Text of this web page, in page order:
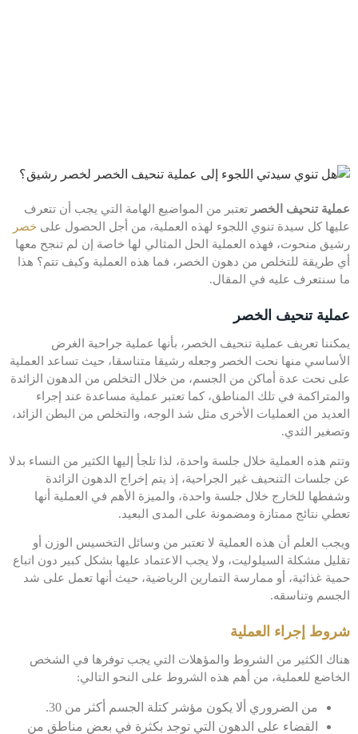
عملية تنحيف الخصر تعتبر من المواضيع الهامة التي يجب أن تتعرف
عليها كل سيدة تنوي اللجوء لهذه العملية، من أجل الحصول على خصر
رشيق منحوت، فهذه العملية الحل المثالي لها خاصة إن لم تنجح معها
أي طريقة للتخلص من دهون الخصر، فما هذه العملية وكيف تتم؟ هذا
ما سنتعرف عليه في المقال.
عملية تنحيف الخصر
يمكننا تعريف عملية تنحيف الخصر، بأنها عملية جراحية الغرض
الأساسي منها نحت الخصر وجعله رشيقا متناسقا، حيث تساعد العملية
على نحت عدة أماكن من الجسم، من خلال التخلص من الدهون الزائدة
والمتراكمة في تلك المناطق، كما تعتبر عملية مساعدة عند إجراء
العديد من العمليات الأخرى مثل شد الوجه، والتخلص من البطن الزائد،
وتصغير الثدي.
وتتم هذه العملية خلال جلسة واحدة، لذا تلجأ إليها الكثير من النساء بدلا
عن جلسات التنحيف غير الجراحية، إذ يتم إخراج الدهون الزائدة
وشفطها للخارج خلال جلسة واحدة، والميزة الأهم في العملية أنها
تعطي نتائج ممتازة ومضمونة على المدى البعيد.
ويجب العلم أن هذه العملية لا تعتبر من وسائل التخسيس الوزن أو
تقليل مشكلة السيلوليت، ولا يجب الاعتماد عليها بشكل كبير دون اتباع
حمية غذائية، أو ممارسة التمارين الرياضية، حيث أنها تعمل على شد
الجسم وتناسقه.
شروط إجراء العملية
هناك الكثير من الشروط والمؤهلات التي يجب توفرها في الشخص
الخاضع للعملية، من أهم هذه الشروط على النحو التالي:
من الضروري ألا يكون مؤشر كتلة الجسم أكثر من 30.
القضاء على الدهون التي توجد بكثرة في بعض مناطق من